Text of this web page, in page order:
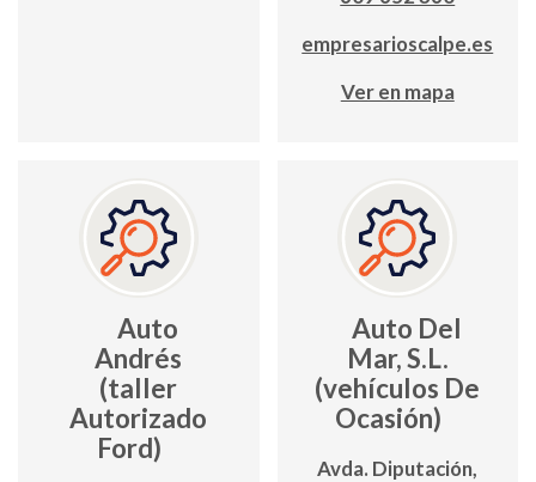
empresarioscalpe.es
Ver en mapa
Auto
Andrés
(taller
Autorizado
Ford)
Auto Del
Mar, S.L.
(vehículos De
Ocasión)
Avda. Diputación,